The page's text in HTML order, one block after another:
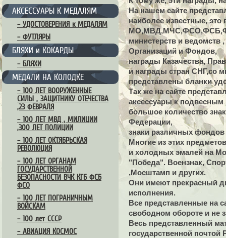
АКСЕССУАРЫ К МЕДАЛЯМ
– УДОСТОВЕРЕНИЯ к МЕДАЛЯМ
– ФУТЛЯРЫ
БЛЯХИ и КОКАРДЫ
– БЛЯХИ
МЕДАЛИ НА КОЛОДКЕ
– 100 ЛЕТ ВООРУЖЕННЫЕ
СИЛЫ , ЗАЩИТНИКУ ОТЕЧЕСТВА
,23 ФЕВРАЛЯ
– 100 ЛЕТ МВД , МИЛИЦИИ
,300 ЛЕТ ПОЛИЦИИ
– 100 ЛЕТ ОКТЯБРЬСКАЯ
РЕВОЛЮЦИЯ
– 100 ЛЕТ ОРГАНАМ
ГОСУДАРСТВЕННОЙ
БЕЗОПАСНОСТИ ВЧК КГБ ФСБ
ФСО
– 100 ЛЕТ ПОГРАНИЧНЫМ
ВОЙСКАМ
– 100 лет СССР
– АВИАЦИЯ КОСМОС
На нашем сайте
наиболее известные,
министерств и ведомств
Организаций и Фондов,
награды Казачества,
и награды стран СНГ,со
представлены бланки
Так же на сайте
аксессуары к
большое количество
Федерации,
знаки различных фондов
Многие из этих
и холодных эмалей на
"Победа". Воензнак,
,Мосштамп и других.
Они имеют прекрасный
исполнения.
Все представленные на
свободном обороте и не
Весь представленный
государственной